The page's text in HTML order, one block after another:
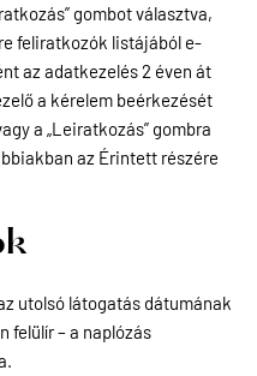
gombot választva,
feliratkozók listájából e-
az adatkezelés 2 éven át
a kérelem beérkezését
a „Leiratkozás” gombra
az Érintett részére
utolsó látogatás dátumának
felülír – a naplózás